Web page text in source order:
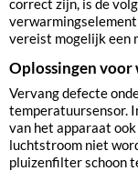
correct zijn, is de
vereist mogelijk een
Oplossingen
Vervang defecte
temperatuursensor.
van het apparaat
luchtstroom niet
pluizenfilter schoon